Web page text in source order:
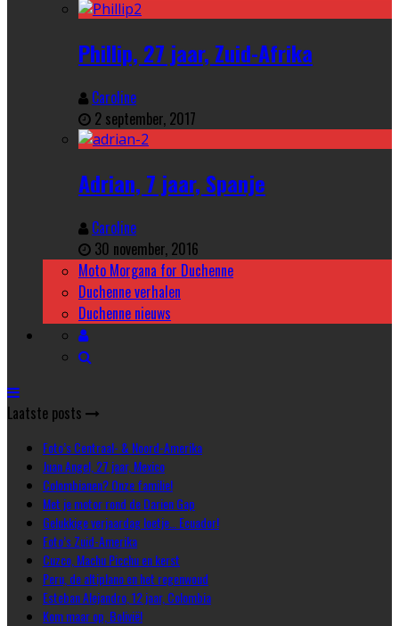
Phillip, 27 jaar, Zuid-Afrika
Caroline
2 september, 2017
Adrian, 7 jaar, Spanje
Caroline
30 november, 2016
Moto Morgana for Duchenne
Duchenne verhalen
Duchenne nieuws
Laatste posts
Foto’s Centraal- & Noord-Amerika
Juan Angel, 27 jaar, Mexico
Colombianen? Onze familie!
Met je motor rond de Darien Gap
Gelukkige verjaardag loetje… Ecuador!
Foto’s Zuid-Amerika
Cuzco, Machu Picchu en kerst
Peru, de altiplano en het regenwoud
Esteban Alejandro, 12 jaar, Colombia
Kom maar op, Bolivië!